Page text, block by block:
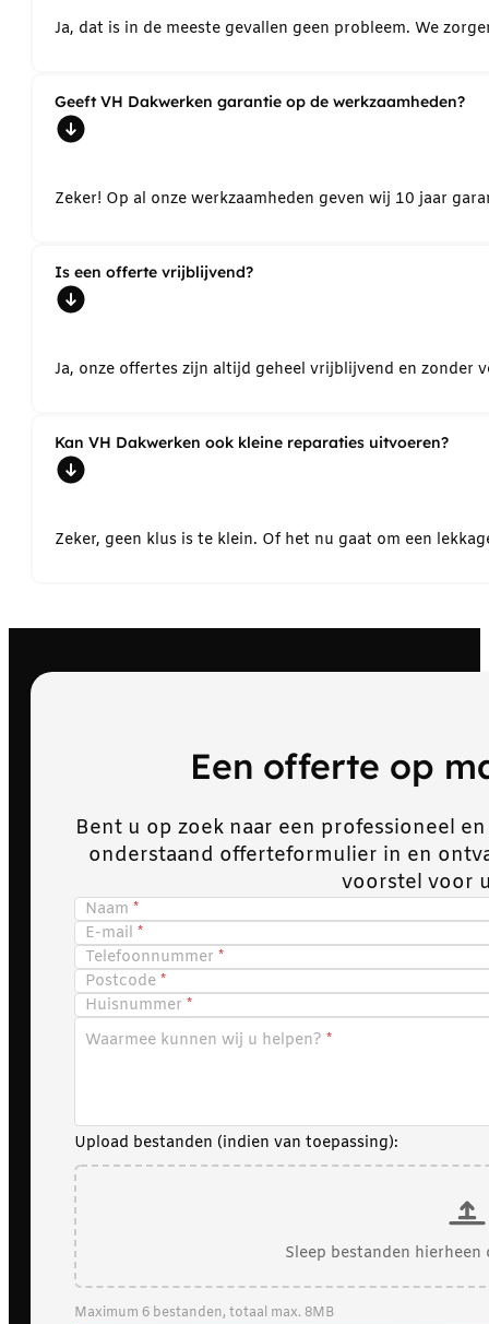
Ja, dat is in de meeste gevallen geen probleem. We
Geeft VH Dakwerken garantie op de werkzaamheden?
Zeker! Op al onze werkzaamheden geven wij 10 jaar
Is een offerte vrijblijvend?
Ja, onze offertes zijn altijd geheel vrijblijvend en
Kan VH Dakwerken ook kleine reparaties uitvoeren?
Zeker, geen klus is te klein. Of het nu gaat om een
Een offerte op
Bent u op zoek naar een professioneel
onderstaand offerteformulier in en
voorstel voor
Naam
E-mail
Telefoonnummer
Postcode
Huisnummer
Waarmee kunnen wij u helpen?
Upload bestanden (indien van toepassing):
Sleep bestanden
Maximum 6 bestanden, totaal max. 8MB